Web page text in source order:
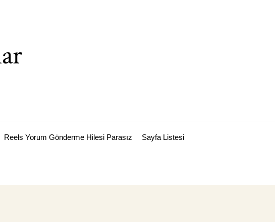
Reels Yorum Gönderme Hilesi Parasız Sayfa Listesi